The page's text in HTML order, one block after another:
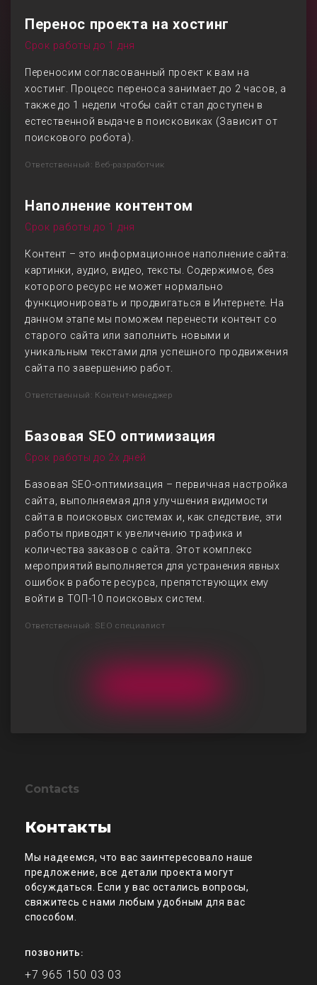
Перенос проекта на хостинг
Срок работы до 1 дня
Переносим согласованный проект к вам на
хостинг. Процесс переноса занимает до 2 часов, а
также до 1 недели чтобы сайт стал доступен в
естественной выдаче в поисковиках (Зависит от
поискового робота).
Ответственный: Веб-разработчик
Наполнение контентом
Срок работы до 1 дня
Контент – это информационное наполнение сайта:
картинки, аудио, видео, тексты. Содержимое, без
которого ресурс не может нормально
функционировать и продвигаться в Интернете. На
данном этапе мы поможем перенести контент со
старого сайта или заполнить новыми и
уникальным текстами для успешного продвижения
сайта по завершению работ.
Ответственный: Контент-менеджер
Базовая SEO оптимизация
Срок работы до 2х дней
Базовая SEO-оптимизация – первичная настройка
сайта, выполняемая для улучшения видимости
сайта в поисковых системах и, как следствие, эти
работы приводят к увеличению трафика и
количества заказов с сайта. Этот комплекс
мероприятий выполняется для устранения явных
ошибок в работе ресурса, препятствующих ему
войти в ТОП-10 поисковых систем.
Ответственный: SEO специалист
Contacts
Контакты
Мы надеемся, что вас заинтересовало наше
предложение, все детали проекта могут
обсуждаться. Если у вас остались вопросы,
свяжитесь с нами любым удобным для вас
способом.
ПОЗВОНИТЬ:
+7 965 150 03 03